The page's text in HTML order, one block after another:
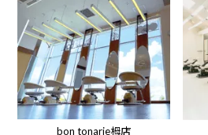
bon tonarie栂店